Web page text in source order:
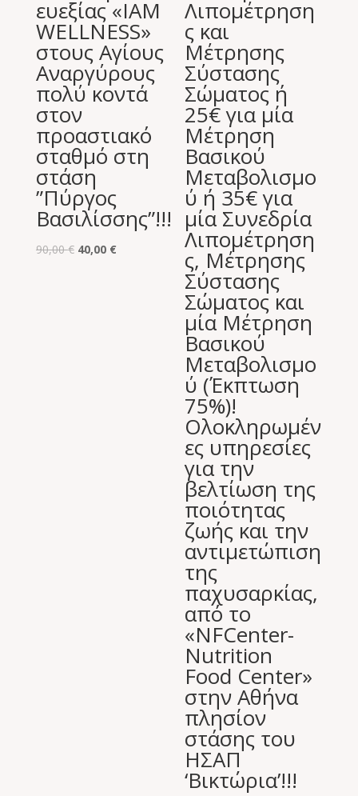
ευεξίας «IAM
WELLNESS»
στους Αγίους
Αναργύρους
πολύ κοντά
στον
προαστιακό
σταθμό στη
στάση
”Πύργος
Βασιλίσσης”!!!
90,00€ Original
40,00 €Η
Λιπομέτρηση
ς και
Μέτρησης
Σύστασης
Σώματος ή
25€ για μία
Μέτρηση
Βασικού
Μεταβολισμο
ύ ή 35€ για
μία Συνεδρία
Λιπομέτρηση
ς, Μέτρησης
Σύστασης
Σώματος και
μία Μέτρηση
Βασικού
Μεταβολισμο
ύ (Έκπτωση
75%)!
Ολοκληρωμέν
ες υπηρεσίες
για την
βελτίωση της
ποιότητας
ζωής και την
αντιμετώπιση
της
παχυσαρκίας,
από το
«NFCenter-
Nutrition
Food Center»
στην Αθήνα
πλησίον
στάσης του
ΗΣΑΠ
‘Βικτώρια’!!!